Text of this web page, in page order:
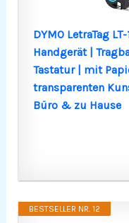
DYMO LetraTag
Handgerät |
Tastatur | mit
transparenten
Büro & zu Hause
BESTSELLER NR. 12